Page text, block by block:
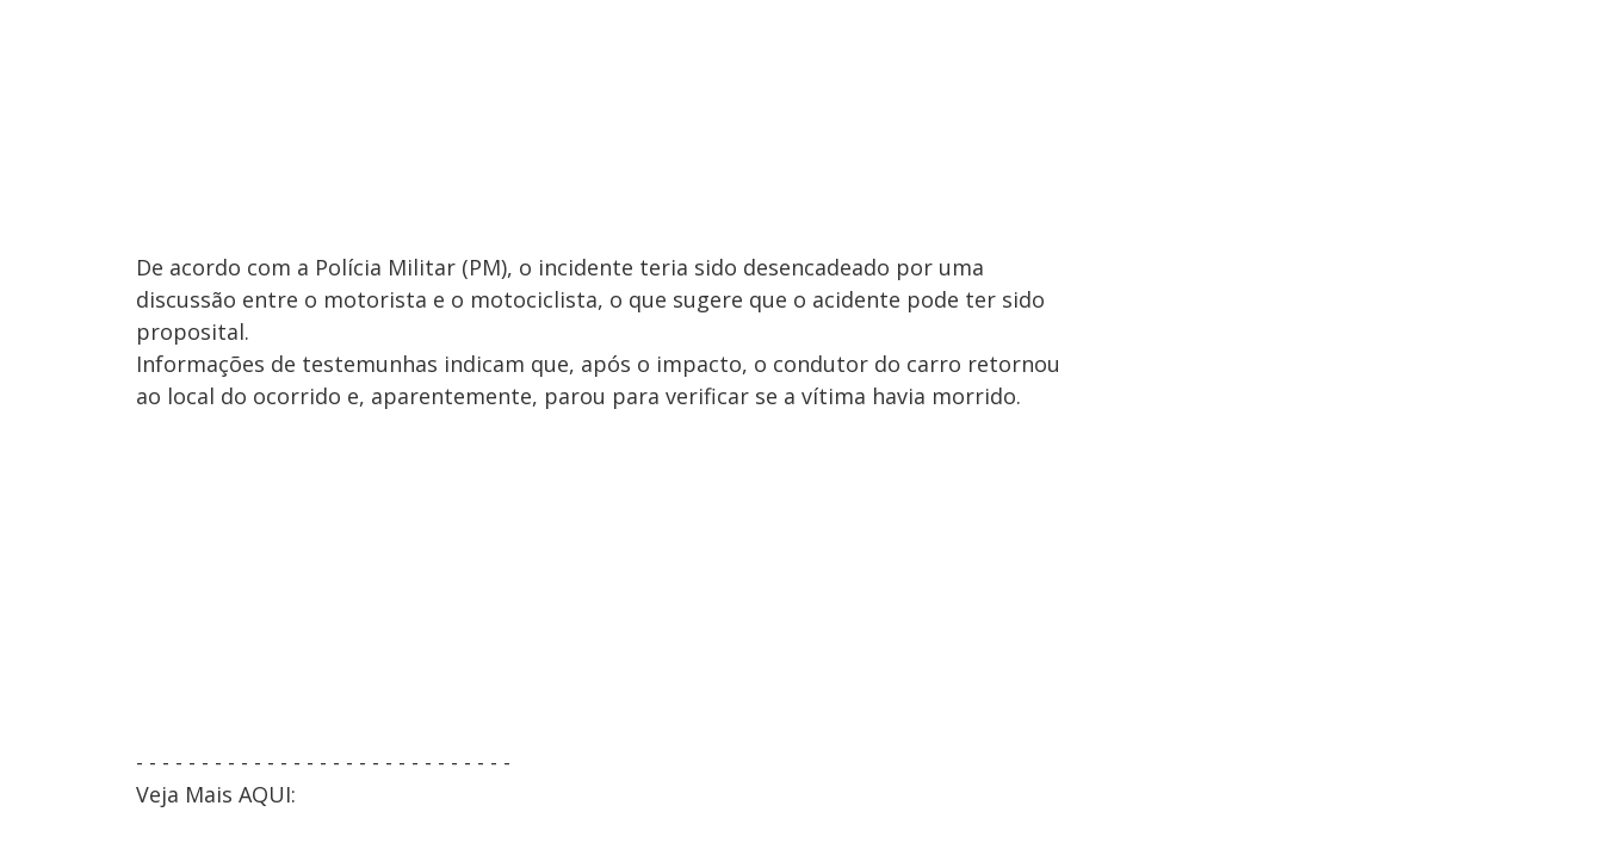
De acordo com a Polícia Militar (PM), o incidente teria sido desencadeado por uma
discussão entre o motorista e o motociclista, o que sugere que o acidente pode ter sido
proposital.
Informações de testemunhas indicam que, após o impacto, o condutor do carro retornou
ao local do ocorrido e, aparentemente, parou para verificar se a vítima havia morrido.
- - - - - - - - - - - - - - - - - - - - - - - - - - - - -
Veja Mais AQUI: